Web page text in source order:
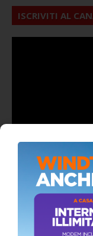
ISCRIVITI AL
ALMANACCO